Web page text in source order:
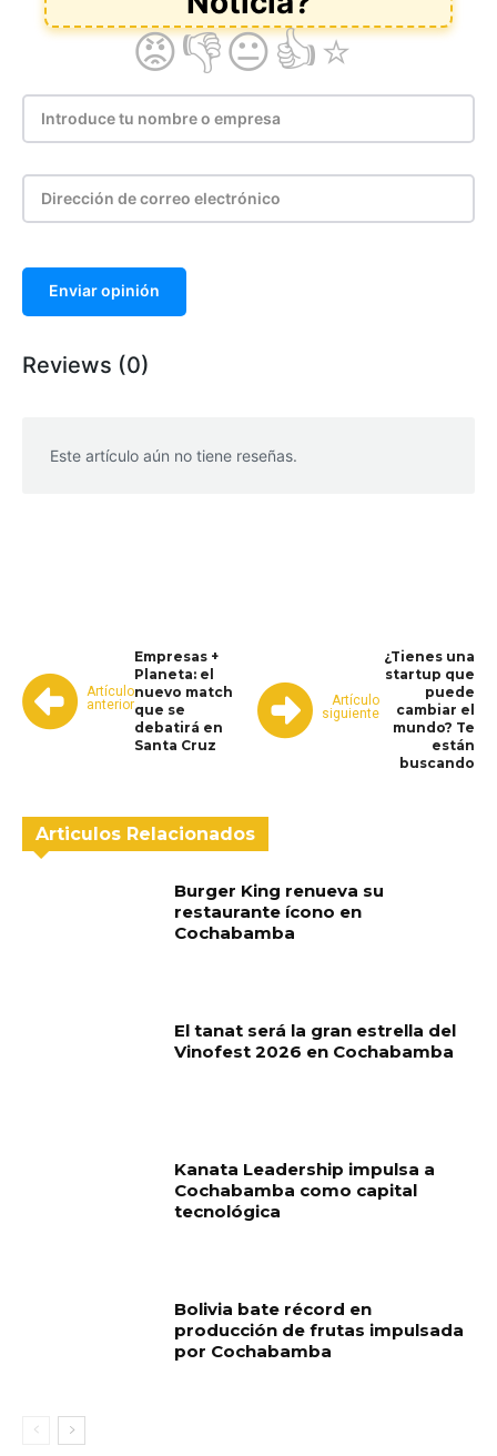
Enviar opinión
Reviews (0)
Este artículo aún no tiene reseñas.
Artículo
anterior
Empresas +
Planeta: el
nuevo match
que se
debatirá en
Santa Cruz
Artículo
siguiente
¿Tienes una
startup que
puede
cambiar el
mundo? Te
están
buscando
Articulos Relacionados
Burger King renueva su
restaurante ícono en
Cochabamba
El tanat será la gran estrella del
Vinofest 2026 en Cochabamba
Kanata Leadership impulsa a
Cochabamba como capital
tecnológica
Bolivia bate récord en
producción de frutas impulsada
por Cochabamba